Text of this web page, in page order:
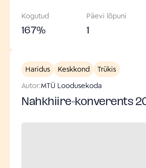
Kogutud
167%
Päevi lõpuni
1
Haridus Keskkond
Trükis
Autor:MTÜ Loodusekoda
Nahkhiire-konverents